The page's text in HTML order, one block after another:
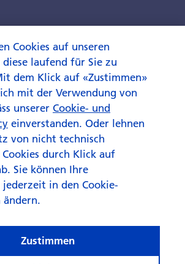
ETFs und Indexfonds
Sie auch
Cookies auf unseren
diese laufend für Sie zu
dem Klick auf «Zustimmen»
mit der Verwendung von
unserer Cookie- und
einverstanden. Oder lehnen
von nicht technisch
durch Klick auf
Sie können Ihre
jederzeit in den Cookie-
ändern.
Zustimmen